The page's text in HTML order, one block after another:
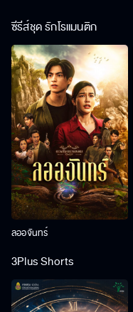
ซีรีส์ชุด รักโรแมนติก
ลออจันทร์
3Plus Shorts